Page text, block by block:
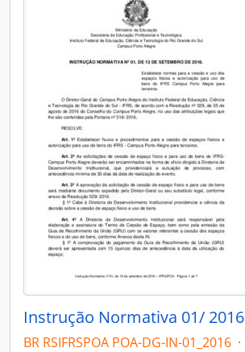
Instrução Normativa 01/ 2016
BR RSIFRSPOA POA-DG-IN-01_2016 ·